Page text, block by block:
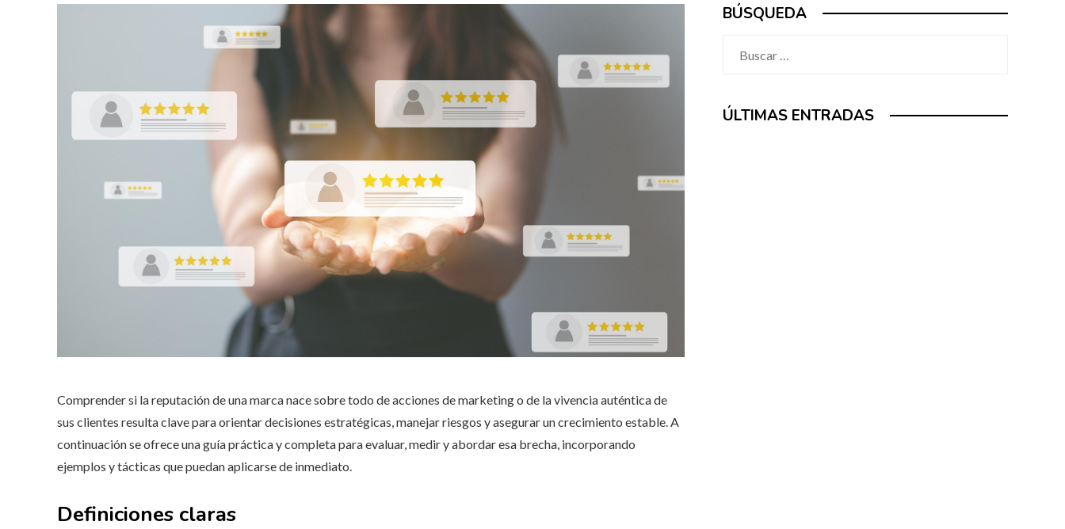
Comprender si la reputación de una marca nace sobre todo de acciones de marketing o de la vivencia auténtica de
sus clientes resulta clave para orientar decisiones estratégicas, manejar riesgos y asegurar un crecimiento estable. A
continuación se ofrece una guía práctica y completa para evaluar, medir y abordar esa brecha, incorporando
ejemplos y tácticas que puedan aplicarse de inmediato.
Definiciones claras
BÚSQUEDA
ÚLTIMAS ENTRADAS